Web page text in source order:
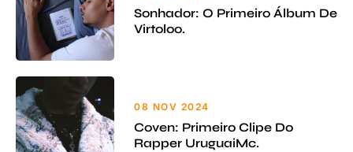
Sonhador: O Primeiro Álbum De
Virtoloo.
08 NOV 2024
Coven: Primeiro Clipe Do
Rapper UruguaiMc.